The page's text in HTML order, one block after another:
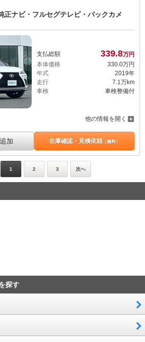
正ナビ・フルセグテレビ・バックカメ
支払総額 339.8万円
本体価格
330. 0万円
年式
2019年
走行
7.1万km
車検
車検整備付
他の情報を開く
加 在庫確認・見積依頼（無料）
1 2 3 次へ
探す